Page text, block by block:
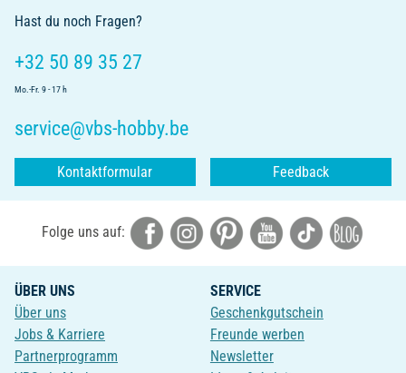
Hast du noch Fragen?
+32 50 89 35 27
Mo.-Fr. 9 - 17 h
service@vbs-hobby.be
Kontaktformular Feedback
Folge uns auf:
ÜBER UNS
Über uns
Jobs & Karriere
Partnerprogramm
SERVICE
Geschenkgutschein
Freunde werben
Newsletter